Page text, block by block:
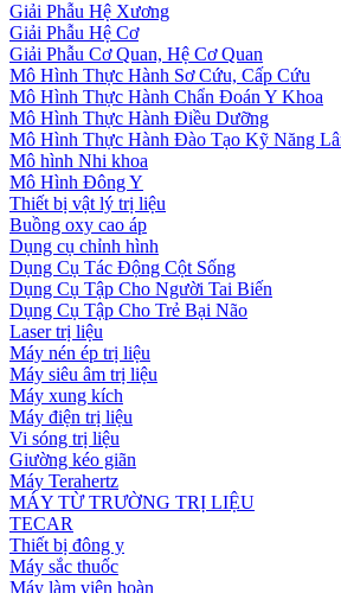
Giải Phẫu Hệ Xương
Giải Phẫu Hệ Cơ
Giải Phẫu Cơ Quan, Hệ Cơ Quan
Mô Hình Thực Hành Sơ Cứu, Cấp Cứu
Mô Hình Thực Hành Chẩn Đoán Y Khoa
Mô Hình Thực Hành Điều Dưỡng
Mô Hình Thực Hành Đào Tạo Kỹ Năng
Mô hình Nhi khoa
Mô Hình Đông Y
Thiết bị vật lý trị liệu
Buồng oxy cao áp
Dụng cụ chỉnh hình
Dụng Cụ Tác Động Cột Sống
Dụng Cụ Tập Cho Người Tai Biến
Dụng Cụ Tập Cho Trẻ Bại Não
Laser trị liệu
Máy nén ép trị liệu
Máy siêu âm trị liệu
Máy xung kích
Máy điện trị liệu
Vi sóng trị liệu
Giường kéo giãn
Máy Terahertz
MÁY TỪ TRƯỜNG TRỊ LIỆU
TECAR
Thiết bị đông y
Máy sắc thuốc
Máy làm viên hoàn